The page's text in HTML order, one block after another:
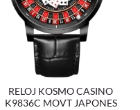
RELOJ KOSMO CASINO
K9836C MOVT JAPONES